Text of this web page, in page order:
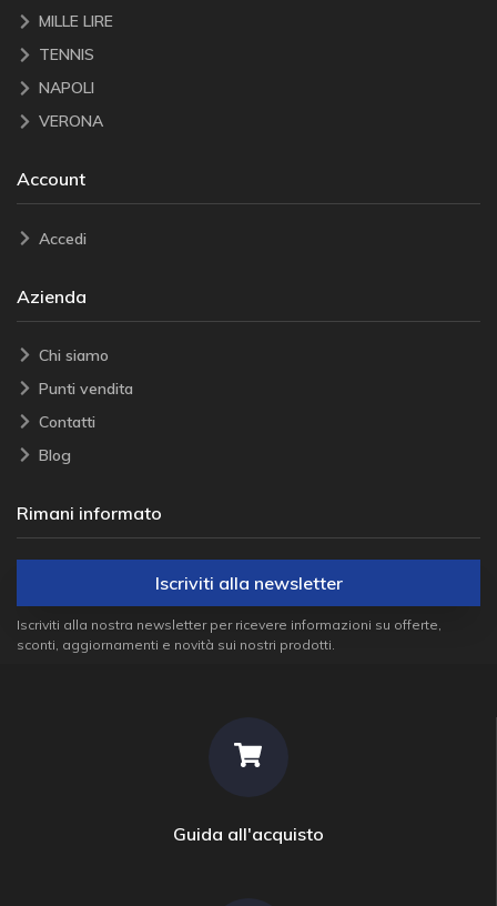
MILLE LIRE
TENNIS
NAPOLI
VERONA
Account
Accedi
Azienda
Chi siamo
Punti vendita
Contatti
Blog
Rimani informato
Iscriviti alla newsletter
Iscriviti alla nostra newsletter per ricevere informazioni su offerte,
sconti, aggiornamenti e novità sui nostri prodotti.
Guida all'acquisto